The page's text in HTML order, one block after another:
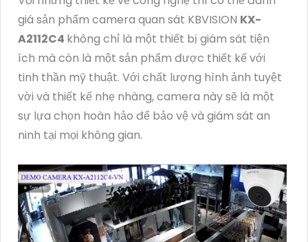
giá sản phẩm camera quan sát KBVISION KX-
A2112C4 không chỉ là một thiết bị giám sát tiện
ích mà còn là một sản phẩm được thiết kế với
tinh thần mỹ thuật. Với chất lượng hình ảnh tuyệt
vời và thiết kế nhẹ nhàng, camera này sẽ là một
sự lựa chọn hoàn hảo để bảo vệ và giám sát an
ninh tại mọi không gian.